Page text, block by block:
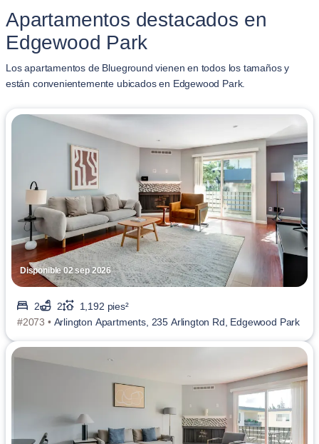
Apartamentos destacados en
Edgewood Park
Los apartamentos de Blueground vienen en todos los tamaños y
están convenientemente ubicados en Edgewood Park.
Disponible 02 sep 2026
2 2
1,192 pies²
#2073 • Arlington Apartments, 235 Arlington Rd, Edgewood Park